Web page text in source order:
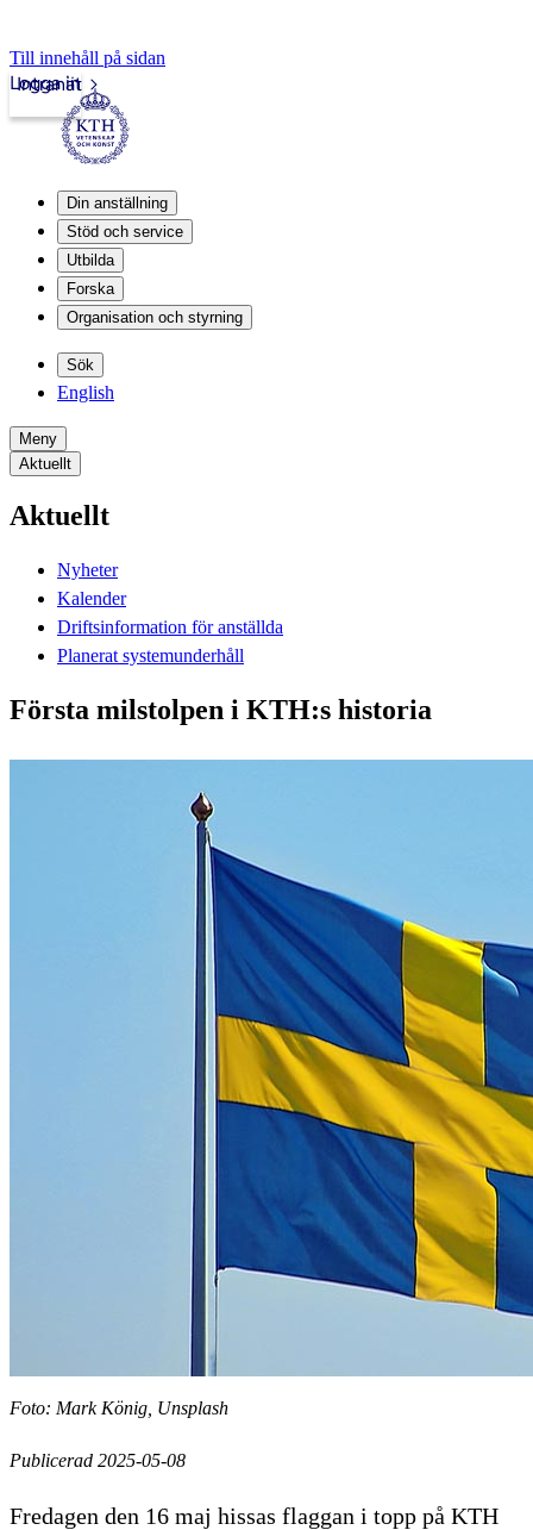
Till innehåll på sidan
Intranät
Logga in
Din anställning
Stöd och service
Utbilda
Forska
Organisation och styrning
Sök
English
Meny
Aktuellt
Aktuellt
Nyheter
Kalender
Driftsinformation för anställda
Planerat systemunderhåll
Första milstolpen i KTH:s historia
Foto: Mark König, Unsplash
Publicerad 2025-05-08
Fredagen den 16 maj hissas flaggan i topp på KTH